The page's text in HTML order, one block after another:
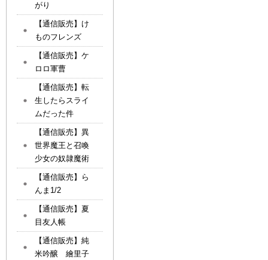
がり
【通信販売】け
ものフレンズ
【通信販売】ケ
ロロ軍曹
【通信販売】転
生したらスライ
ムだった件
【通信販売】異
世界魔王と召喚
少女の奴隷魔術
【通信販売】ら
んま1/2
【通信販売】夏
目友人帳
【通信販売】純
米吟醸 繪里子